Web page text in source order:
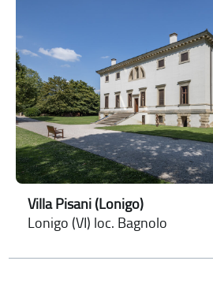
Villa Pisani (Lonigo)
Lonigo (VI) loc. Bagnolo